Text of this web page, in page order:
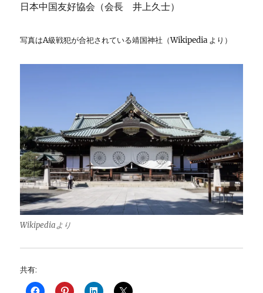
日本中国友好協会（会長 井上久士）
写真はA級戦犯が合祀されている靖国神社（Wikipedia より）
Wikipediaより
共有: